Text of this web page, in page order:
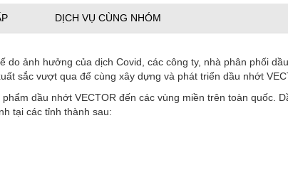
DỊCH VỤ CÙNG NHÓM
do ảnh hưởng của dịch Covid, các công ty, nhà phân phối
sắc vượt qua để cùng xây dựng và phát triển dầu nhớt
dầu nhớt VECTOR đến các vùng miền trên toàn quốc.
tại các tỉnh thành sau: